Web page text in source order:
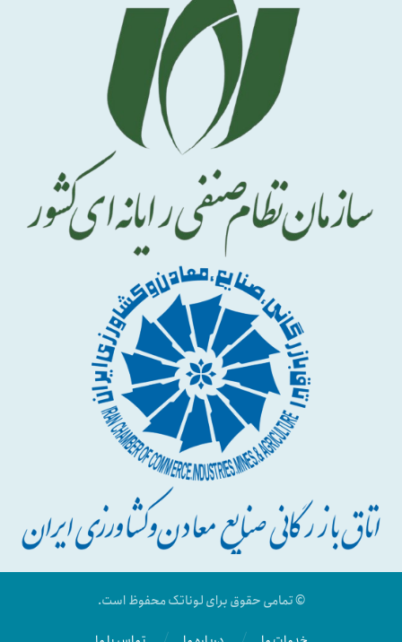
© تمامی حقوق برای لوناتک محفوظ است.